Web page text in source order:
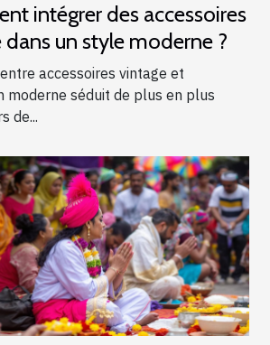
intégrer des accessoires
un style moderne ?
entre accessoires vintage et
moderne séduit de plus en plus
de...